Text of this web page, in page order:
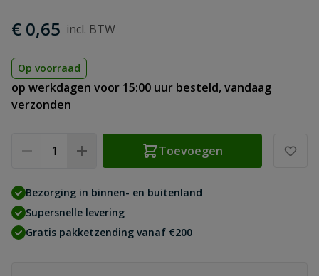
€ 0,65
Op voorraad
op werkdagen voor 15:00 uur besteld, vandaag
verzonden
Toevoegen
Bezorging in binnen- en buitenland
Supersnelle levering
Gratis pakketzending vanaf €200